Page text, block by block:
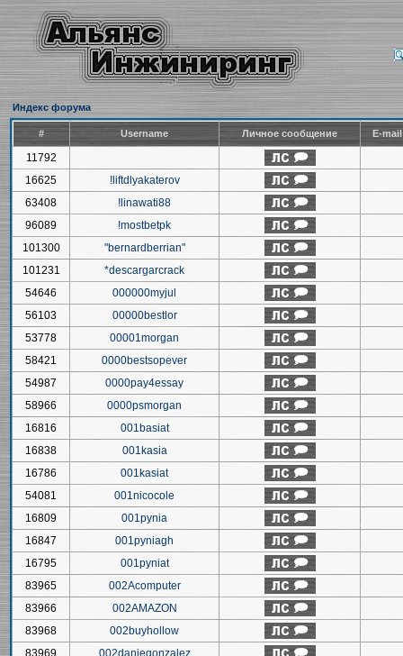
Индекс форума
# Username Личное сообщение E-
11792
16625
!liftdlyakaterov
63408
!linawati88
96089
!mostbetpk
101300
"bernardberrian"
101231
*descargarcrack
54646
000000myjul
56103
00000bestlor
53778
00001morgan
58421
0000bestsopever
54987
0000pay4essay
58966
0000psmorgan
16816
001basiat
16838
001kasia
16786
001kasiat
54081
001nicocole
16809
001pynia
16847
001pyniagh
16795
001pyniat
83965
002Acomputer
83966
002AMAZON
83968
002buyhollow
83969
002daniegonzalez